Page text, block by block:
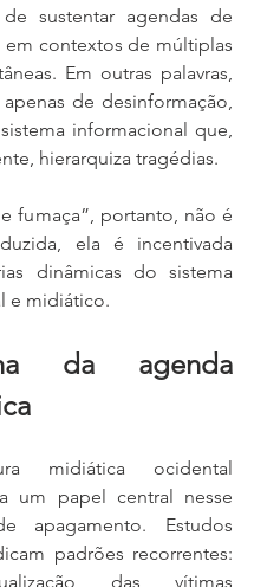
sustentar agendas de
contextos de múltiplas
Em outras palavras,
de desinformação,
informacional que,
hierarquiza tragédias.
fumaça”, portanto, não é
ela é incentivada
dinâmicas do sistema
e midiático.
da agenda
midiática ocidental
um papel central nesse
apagamento. Estudos
padrões recorrentes:
das vítimas